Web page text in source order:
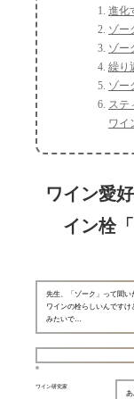
進化
ゾー
ゾー
繰り
ゾー
ステ
ワイ
ワイン愛
イン栓
先生、「ゾーク」って聞い
ワインの栓らしいんですけ
みたいで…
ワイン研究家